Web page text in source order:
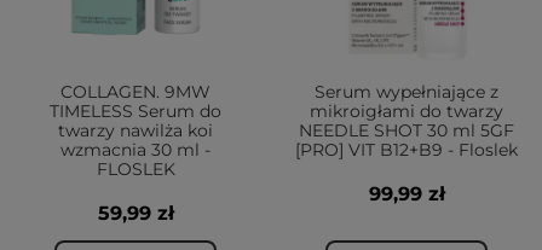
COLLAGEN. 9MW
TIMELESS Serum do
twarzy nawilża koi
wzmacnia 30 ml -
FLOSLEK
59,99 zł
Serum wypełniające z
mikroigłami do twarzy
NEEDLE SHOT 30 ml 5GF
[PRO] VIT B12+B9 - Floslek
99,99 zł